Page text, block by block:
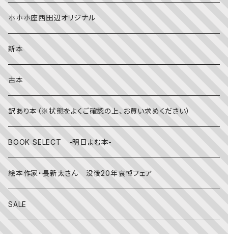
英語
夏
文字のない絵本
英語の絵本
写真絵本
映画
伝統文化・技法
靴下
日記・手帳
CD
文房具
その他
ホホホ座西田辺オリジナル
新本
古本
訳あり本（※状態をよくご確認の上、お買い求めください）
BOOK SELECT -明日よむ本-
絵本作家・長新太さん 没後20年哀悼フェア
SALE